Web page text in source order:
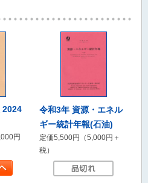
2024
円
令和3年 資源・エネル
ギー統計年報(石油)
定価5,500円（5,000円＋
税）